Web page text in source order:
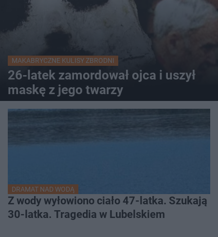
MAKABRYCZNE KULISY ZBRODNI
26-latek zamordował ojca i uszył
maskę z jego twarzy
DRAMAT NAD WODĄ
Z wody wyłowiono ciało 47-latka. Szukają
30-latka. Tragedia w Lubelskiem